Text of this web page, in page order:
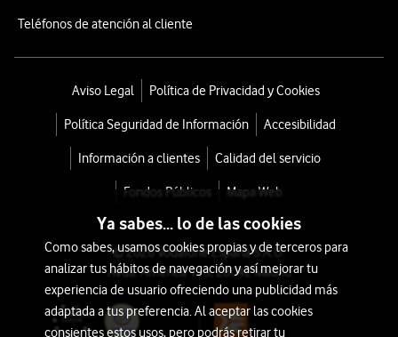
Teléfonos de atención al cliente
Aviso Legal Política de Privacidad y Cookies
Política Seguridad de Información Accesibilidad
Información a clientes Calidad del servicio
Fondos Públicos Mapa Web
© 2026 Vodafone España S.A.U.
Avda. América 115, 28042 Madrid
Ya sabes... lo de las cookies
Como sabes, usamos cookies propias y de terceros para
analizar tus hábitos de navegación y así mejorar tu
experiencia de usuario ofreciendo una publicidad más
adaptada a tus preferencia. Al aceptar las cookies
consientes estos usos, pero podrás retirar tu